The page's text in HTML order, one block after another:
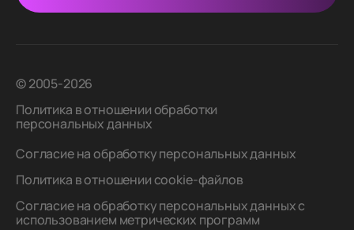
© 2005-2026
Политика в отношении обработки
персональных данных
Согласие на обработку персональных данных
Политика в отношении cookie-файлов
Согласие на обработку персональных данных с
использованием метрических программ